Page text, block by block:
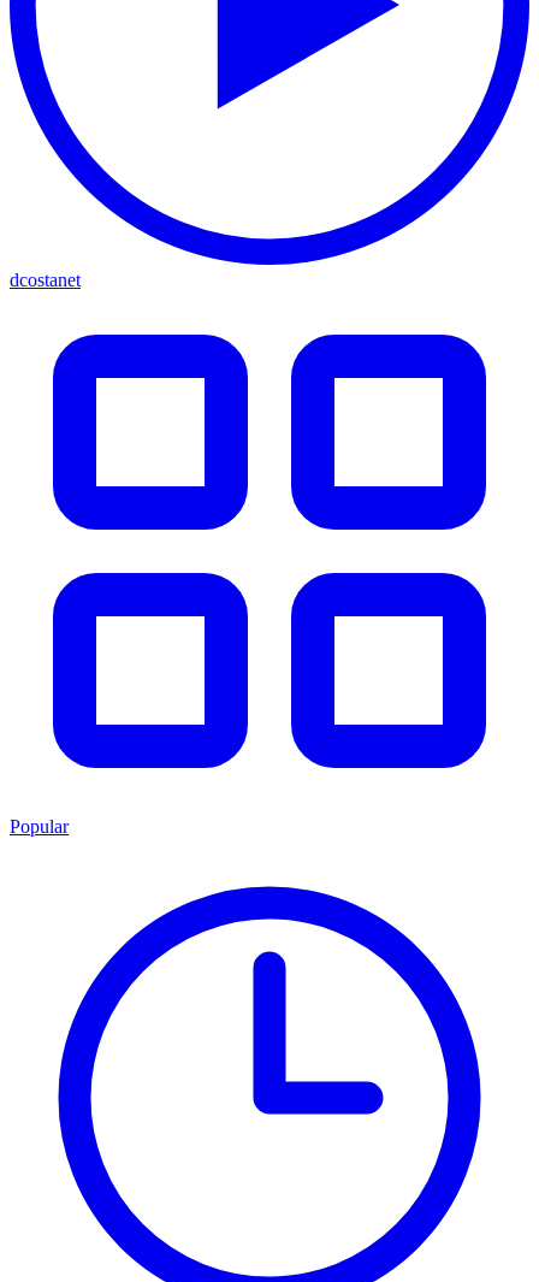
dcostanet
Popular